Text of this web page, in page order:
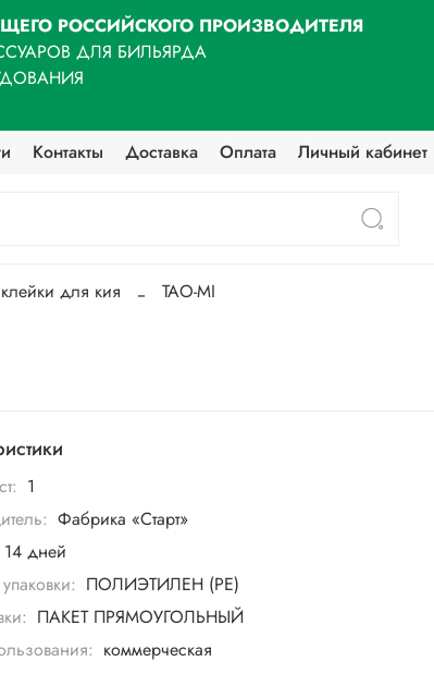
РОССИЙСКОГО ПРОИЗВОДИТЕЛЯ
ДЛЯ БИЛЬЯРДА
Контакты Доставка Оплата Личный кабинет
для кия TAO-MI
1
Фабрика «Старт»
14 дней
ПОЛИЭТИЛЕН (PE)
ПАКЕТ ПРЯМОУГОЛЬНЫЙ
коммерческая